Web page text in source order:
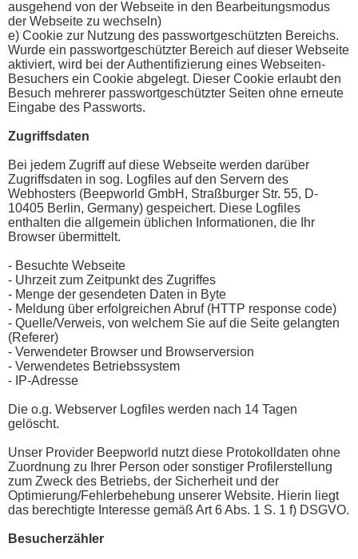
ausgehend von der Webseite in den Bearbeitungsmodus
der Webseite zu wechseln)
e) Cookie zur Nutzung des passwortgeschützten Bereichs.
Wurde ein passwortgeschützter Bereich auf dieser Webseite
aktiviert, wird bei der Authentifizierung eines Webseiten-
Besuchers ein Cookie abgelegt. Dieser Cookie erlaubt den
Besuch mehrerer passwortgeschützter Seiten ohne erneute
Eingabe des Passworts.
Zugriffsdaten
Bei jedem Zugriff auf diese Webseite werden darüber
Zugriffsdaten in sog. Logfiles auf den Servern des
Webhosters (Beepworld GmbH, Straßburger Str. 55, D-
10405 Berlin, Germany) gespeichert. Diese Logfiles
enthalten die allgemein üblichen Informationen, die Ihr
Browser übermittelt.
- Besuchte Webseite
- Uhrzeit zum Zeitpunkt des Zugriffes
- Menge der gesendeten Daten in Byte
- Meldung über erfolgreichen Abruf (HTTP response code)
- Quelle/Verweis, von welchem Sie auf die Seite gelangten
(Referer)
- Verwendeter Browser und Browserversion
- Verwendetes Betriebssystem
- IP-Adresse
Die o.g. Webserver Logfiles werden nach 14 Tagen
gelöscht.
Unser Provider Beepworld nutzt diese Protokolldaten ohne
Zuordnung zu Ihrer Person oder sonstiger Profilerstellung
zum Zweck des Betriebs, der Sicherheit und der
Optimierung/Fehlerbehebung unserer Website. Hierin liegt
das berechtigte Interesse gemäß Art 6 Abs. 1 S. 1 f) DSGVO.
Besucherzähler